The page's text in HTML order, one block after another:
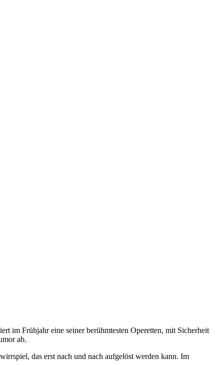
im Frühjahr eine seiner berühmtesten Operetten, mit Sicherheit
ab.
das erst nach und nach aufgelöst werden kann. Im